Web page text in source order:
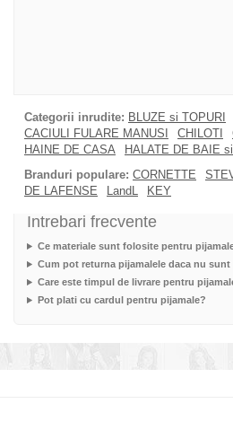
Categorii inrudite: BLUZE si TOPURI
CACIULI FULARE MANUSI
CHILOTI
HAINE DE CASA
HALATE DE BAIE
Branduri populare: CORNETTE
DE LAFENSE
LandL KEY
Intrebari frecvente
Ce materiale sunt folosite pentru
Cum pot returna pijamalele daca nu
Care este timpul de livrare pentru
Pot plati cu cardul pentru pijamale?